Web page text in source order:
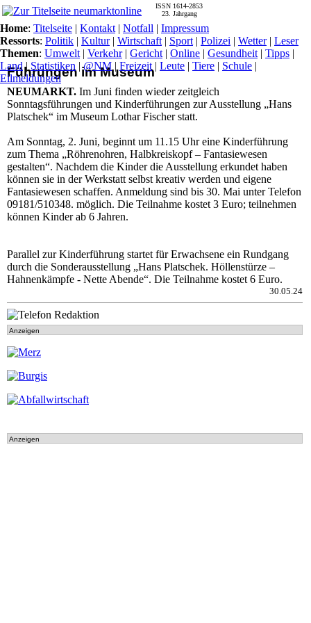
Führungen im Museum
NEUMARKT. Im Juni finden wieder zeitgleich
Sonntagsführungen und Kinderführungen zur Ausstellung „Hans
Platschek“ im Museum Lothar Fischer statt.
Am Sonntag, 2. Juni, beginnt um 11.15 Uhr eine Kinderführung
zum Thema „Röhrenohren, Halbkreiskopf – Fantasiewesen
gestalten“. Nachdem die Kinder die Ausstellung erkundet haben
können sie in der Werkstatt selbst kreativ werden und eigene
Fantasiewesen schaffen. Anmeldung sind bis 30. Mai unter Telefon
09181/510348. möglich. Die Teilnahme kostet 3 Euro; teilnehmen
können Kinder ab 6 Jahren.
Parallel zur Kinderführung startet für Erwachsene ein Rundgang
durch die Sonderausstellung „Hans Platschek. Höllenstürze –
Hahnenkämpfe - Nette Abende“. Die Teilnahme kostet 6 Euro.
30.05.24
Anzeigen
Anzeigen
ISSN 1614-2853
23. Jahrgang
Home: Titelseite | Kontakt | Notfall | Impressum
Ressorts: Politik | Kultur| Wirtschaft | Sport | Polizei | Wetter| Leser
Themen: Umwelt | Verkehr| Gericht | Online | Gesundheit | Tipps |
Land| Statistiken |@NM | Freizeit | Leute | Tiere | Schule |
Eilmeldungen